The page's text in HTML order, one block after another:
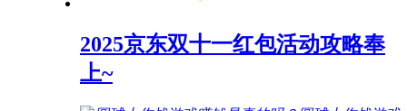
2025京东双十一红包活动攻略奉
上~